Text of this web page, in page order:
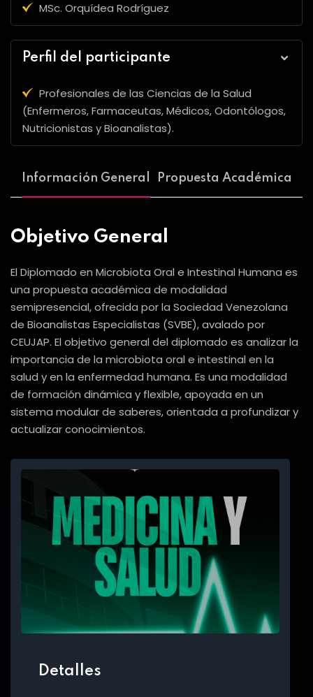
MSc. Orquídea Rodríguez
Perfil del participante
Profesionales de las Ciencias de la Salud
(Enfermeros, Farmaceutas, Médicos, Odontólogos,
Nutricionistas y Bioanalistas).
Información General Propuesta Académica
Objetivo General
El Diplomado en Microbiota Oral e Intestinal Humana es
una propuesta académica de modalidad
semipresencial, ofrecida por la Sociedad Venezolana
de Bioanalistas Especialistas (SVBE), avalado por
CEUJAP. El objetivo general del diplomado es analizar la
importancia de la microbiota oral e intestinal en la
salud y en la enfermedad humana. Es una modalidad
de formación dinámica y flexible, apoyada en un
sistema modular de saberes, orientada a profundizar y
actualizar conocimientos.
Detalles